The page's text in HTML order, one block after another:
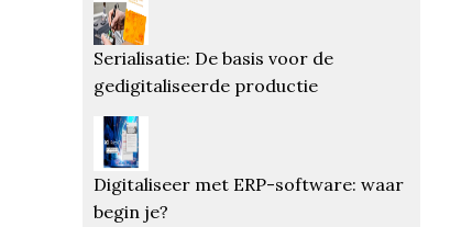
Serialisatie: De basis voor de
gedigitaliseerde productie
Digitaliseer met ERP-software: waar
begin je?